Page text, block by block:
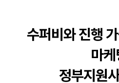
동영상 - (주)
동영상 - 모모
동영상 - 삼양
동영상 - 킷캣
수퍼비와 진행
마케
정부지원